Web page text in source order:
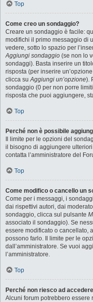
Top
Come creo un sondaggio?
Creare un sondaggio è facile:
modifichi il primo messaggio di
vedere, sotto lo spazio per
Aggiungi sondaggio (se non lo
sondaggi). Basta inserire un
risposta (per inserire
clicca suAggiungi un’opzione).
sondaggio (0 per non porre
risposta che puoi aggiungere,
Top
Perché non è possibile
Il limite per le opzioni del
il bisogno di aggiungere
contatta l’amministratore del
Top
Come modifico o cancello un
Come per i messaggi, i
dai rispettivi autori, dai
sondaggio, clicca sul pulsante
associato il sondaggio). Se
essere modificato o cancellato,
possono farlo. Il limite per le
dall’amministratore. Se vuoi
l’amministratore.
Top
Perché non riesco ad
Alcuni forum potrebbero essere